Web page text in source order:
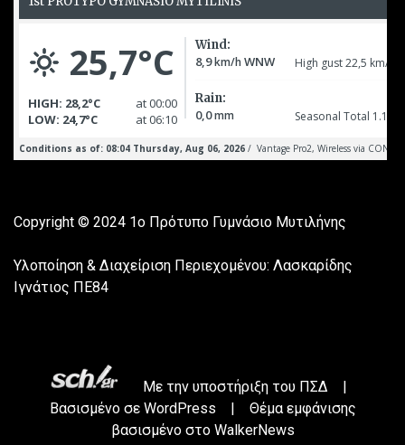
Copyright © 2024 1ο Πρότυπο Γυμνάσιο Μυτιλήνης
Υλοποίηση & Διαχείριση Περιεχομένου: Λασκαρίδης
Ιγνάτιος ΠΕ84
Με την υποστήριξη του ΠΣΔ
Βασισμένο σε WordPress
Θέμα εμφάνισης
βασισμένο στο WalkerNews